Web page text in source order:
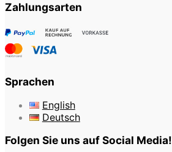
Zahlungsarten
Sprachen
English
Deutsch
Folgen Sie uns auf Social Media!